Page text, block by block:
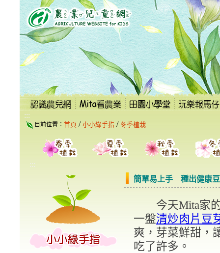
跳
到
主
要
內
容
區
塊
:::
目前位置： 首頁 / 小小綠手指 / 冬季植栽
:::
簡單易上手 種出健康
今天Mita家
一盤清炒肉片豆
爽，芽菜鮮甜，
吃了許多。